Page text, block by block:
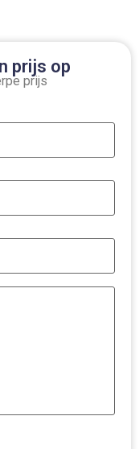
prijs op
prijs